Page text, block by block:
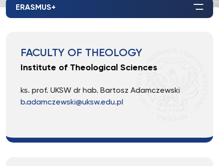
ERASMUS+
FACULTY OF THEOLOGY
Institute of Theological Sciences
ks. prof. UKSW dr hab. Bartosz Adamczewski
b.adamczewski@uksw.edu.pl